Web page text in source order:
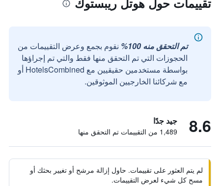
تم التحقق منه 100%
نقوم بجمع وعرض التقييمات من
الحجوزات التي تم التحقق منها فقط والتي تم إجراؤها
بواسطة مستخدمين حقيقيين مع HotelsCombined أو
مع شركائنا الخارجيين الموثوقين.
8.6 جيد جدًا
1,489 من التقييمات تم التحقق منها
لم يتم العثور على تقييمات. حاول إزالة مرشح أو تغيير بحثك أو
مسح كل شيء لعرض التقييمات.